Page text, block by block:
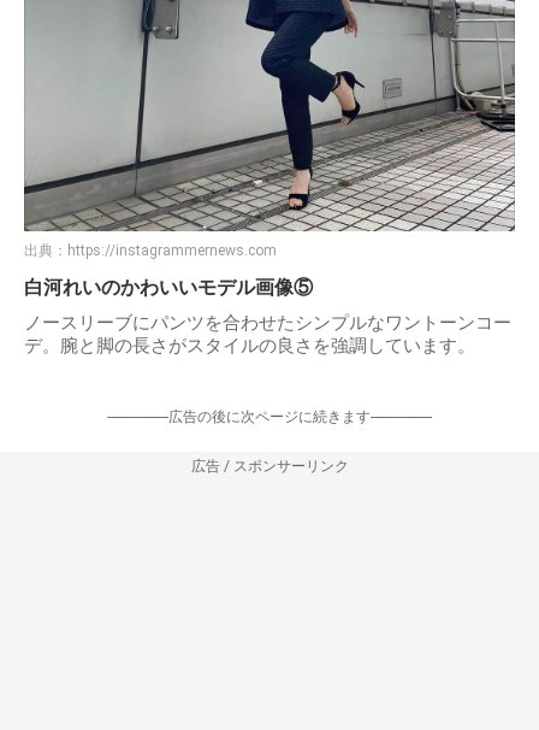
出典： https://instagrammernews.com
白河れいのかわいいモデル画像⑤
ノースリーブにパンツを合わせたシンプルなワントーンコー
デ。腕と脚の長さがスタイルの良さを強調しています。
-----------------広告の後に次ページに続きます-----------------
広告 / スポンサーリンク